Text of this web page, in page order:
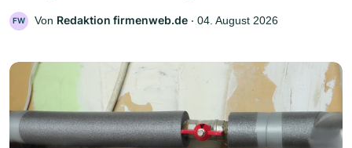
FW Von Redaktion firmenweb.de ‧ 04. August 2026